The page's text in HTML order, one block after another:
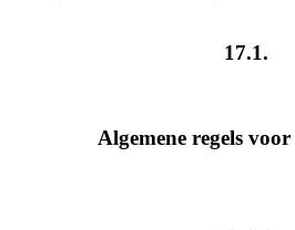
17.1.
Algemene regels voor